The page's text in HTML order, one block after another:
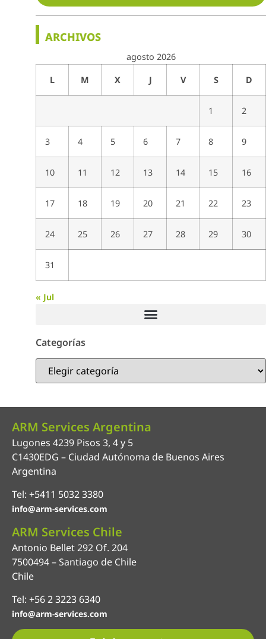
ARCHIVOS
agosto 2026
L M X J V S D
1 2
3 4 5 6 7 8 9
10 11 12 13 14 15 16
17 18 19 20 21 22 23
24 25 26 27 28 29 30
31
« Jul
Categorías
ARM Services Argentina
Lugones 4239 Pisos 3, 4 y 5
C1430EDG – Ciudad Autónoma de Buenos Aires
Argentina
Tel: +5411 5032 3380
info@arm-services.com
ARM Services Chile
Antonio Bellet 292 Of. 204
7500494 – Santiago de Chile
Chile
Tel: +56 2 3223 6340
info@arm-services.com